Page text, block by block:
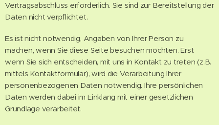
Vertragsabschluss erforderlich. Sie sind zur Bereitstellung der
Daten nicht verpflichtet.
Es ist nicht notwendig, Angaben von Ihrer Person zu
machen, wenn Sie diese Seite besuchen möchten. Erst
wenn Sie sich entscheiden, mit uns in Kontakt zu treten (z.B.
mittels Kontaktformular), wird die Verarbeitung Ihrer
personenbezogenen Daten notwendig. Ihre persönlichen
Daten werden dabei im Einklang mit einer gesetzlichen
Grundlage verarbeitet.